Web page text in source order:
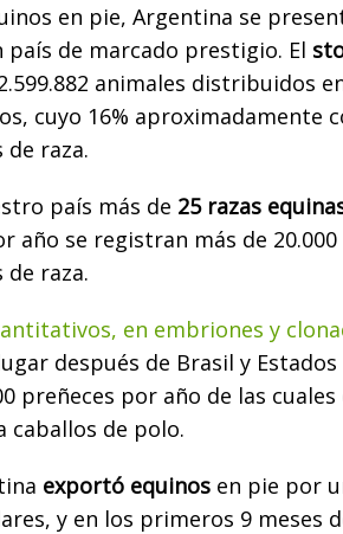
en pie, Argentina se
país de marcado prestigio. El
animales distribuidos
cuyo 16% aproximadamente
raza.
país más de 25 razas
año se registran más de
raza.
en embriones y
después de Brasil y
preñeces por año de las cuales
caballos de polo.
exportó equinos en pie por
y en los primeros 9 meses